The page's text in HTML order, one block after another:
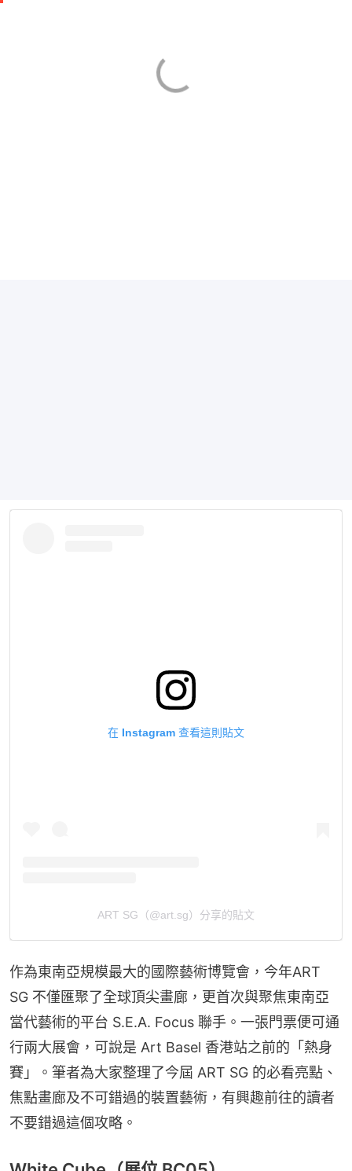
在 Instagram 查看這則貼文
ART SG（@art.sg）分享的貼文
作為東南亞規模最大的國際藝術博覽會，今年ART
SG 不僅匯聚了全球頂尖畫廊，更首次與聚焦東南亞
當代藝術的平台 S.E.A. Focus 聯手。一張門票便可通
行兩大展會，可說是 Art Basel 香港站之前的「熱身
賽」。筆者為大家整理了今屆 ART SG 的必看亮點、
焦點畫廊及不可錯過的裝置藝術，有興趣前往的讀者
不要錯過這個攻略。